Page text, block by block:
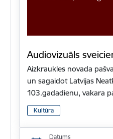
Audiovizuāls
Aizkraukles novada
un sagaidot Latvijas
103.gadadienu, vakara
Kultūra
Datums